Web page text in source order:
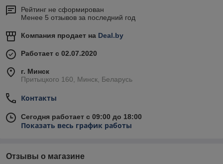
Рейтинг не сформирован
Менее 5 отзывов за последний год
Компания продает на Deal.by
Работает с 02.07.2020
г. Минск
Притыцкого 160, Минск, Беларусь
Контакты
Сегодня работает с 09:00 до 18:00
Показать весь график работы
Отзывы о магазине